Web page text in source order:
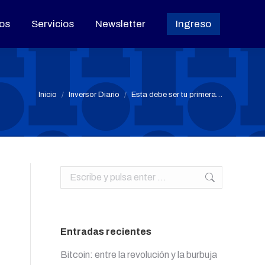
Servicios Newsletter Ingreso
Estás aquí:
Inicio Inversor Diario Esta debe ser tu primera…
Buscar:
Entradas recientes
Bitcoin: entre la revolución y la burbuja
Servicios Newsletter Ingreso